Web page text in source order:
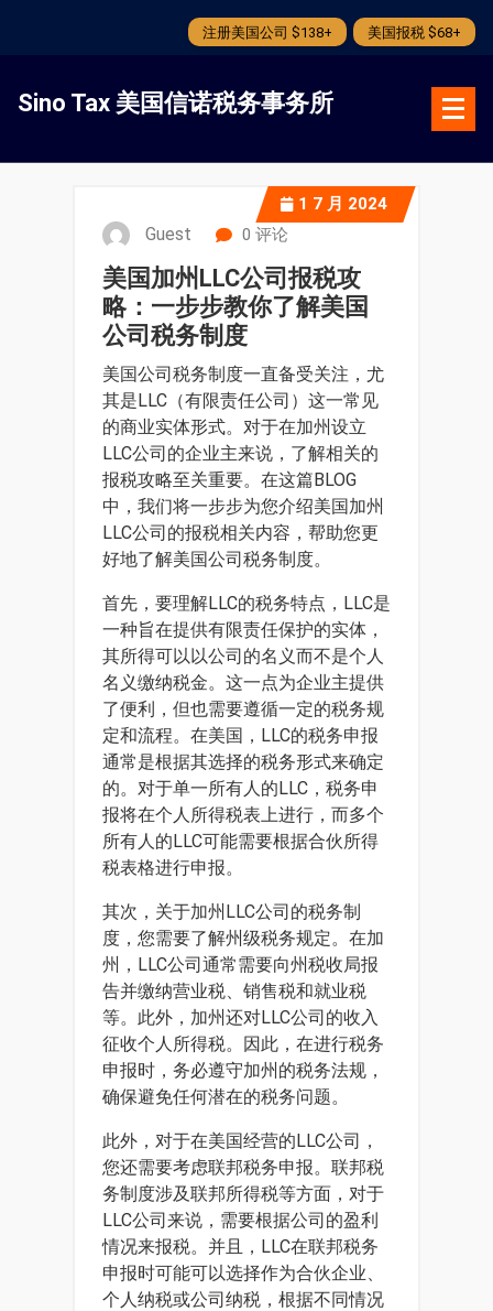
注册美国公司 $138+ 美国报税 $68+
Sino Tax 美国信诺税务事务所
1 7 月 2024
Guest 0 评论
美国加州LLC公司报税攻
略：一步步教你了解美国
公司税务制度
美国公司税务制度一直备受关注，尤
其是LLC（有限责任公司）这一常见
的商业实体形式。对于在加州设立
LLC公司的企业主来说，了解相关的
报税攻略至关重要。在这篇BLOG
中，我们将一步步为您介绍美国加州
LLC公司的报税相关内容，帮助您更
好地了解美国公司税务制度。
首先，要理解LLC的税务特点，LLC是
一种旨在提供有限责任保护的实体，
其所得可以以公司的名义而不是个人
名义缴纳税金。这一点为企业主提供
了便利，但也需要遵循一定的税务规
定和流程。在美国，LLC的税务申报
通常是根据其选择的税务形式来确定
的。对于单一所有人的LLC，税务申
报将在个人所得税表上进行，而多个
所有人的LLC可能需要根据合伙所得
税表格进行申报。
其次，关于加州LLC公司的税务制
度，您需要了解州级税务规定。在加
州，LLC公司通常需要向州税收局报
告并缴纳营业税、销售税和就业税
等。此外，加州还对LLC公司的收入
征收个人所得税。因此，在进行税务
申报时，务必遵守加州的税务法规，
确保避免任何潜在的税务问题。
此外，对于在美国经营的LLC公司，
您还需要考虑联邦税务申报。联邦税
务制度涉及联邦所得税等方面，对于
LLC公司来说，需要根据公司的盈利
情况来报税。并且，LLC在联邦税务
申报时可能可以选择作为合伙企业、
个人纳税或公司纳税，根据不同情况